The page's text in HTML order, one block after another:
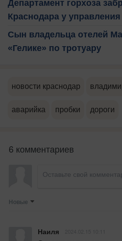
Департамент горхоза
Краснодара у
Сын владельца отелей
«Гелике» по тротуару
новости краснодар
аварийка пробки дороги
6 комментариев
Новые
Наиля